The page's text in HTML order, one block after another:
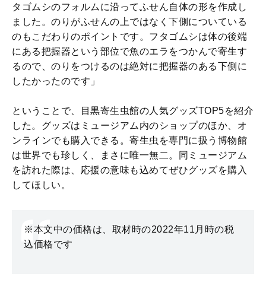
タゴムシのフォルムに沿ってふせん自体の形を作成し
ました。のりがふせんの上ではなく下側についている
のもこだわりのポイントです。フタゴムシは体の後端
にある把握器という部位で魚のエラをつかんで寄生す
るので、のりをつけるのは絶対に把握器のある下側に
したかったのです」
ということで、目黒寄生虫館の人気グッズTOP5を紹介
した。グッズはミュージアム内のショップのほか、オ
ンラインでも購入できる。寄生虫を専門に扱う博物館
は世界でも珍しく、まさに唯一無二。同ミュージアム
を訪れた際は、応援の意味も込めてぜひグッズを購入
してほしい。
※本文中の価格は、取材時の2022年11月時の税
込価格です